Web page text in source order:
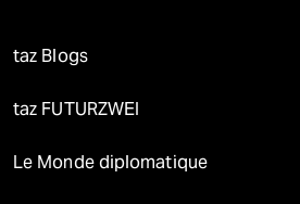
taz Blogs
taz FUTURZWEI
Le Monde diplomatique